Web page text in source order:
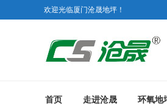
欢迎光临厦门沧晟地坪！
首页 走进沧晟 环氧地